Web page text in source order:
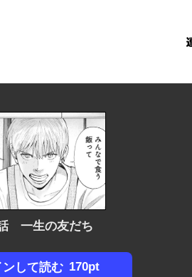
一生の友だち
ンして読む 170pt